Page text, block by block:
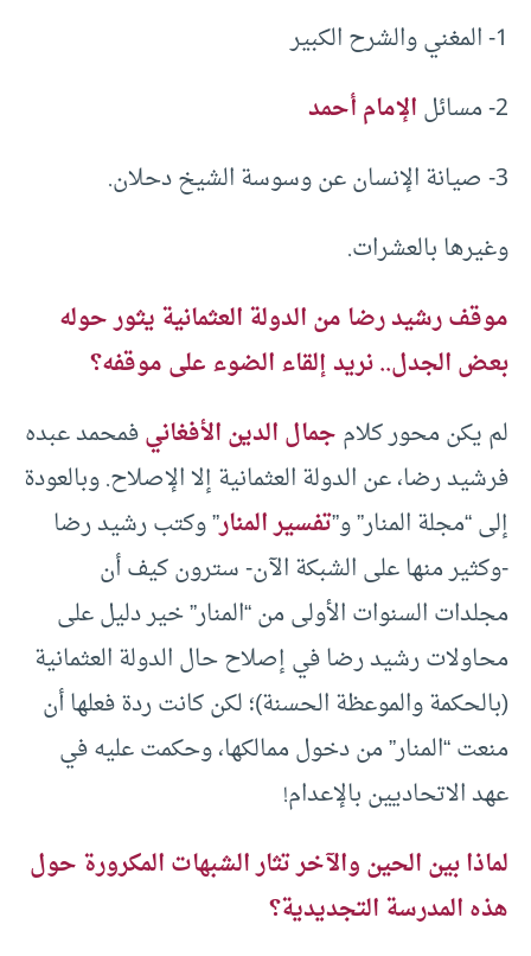
1- المغني والشرح الكبير
2- مسائل
الإمام أحمد
3- صيانة الإنسان عن وسوسة الشيخ دحلان.
وغيرها بالعشرات.
موقف رشيد رضا من الدولة العثمانية يثور حوله
بعض الجدل.. نريد إلقاء الضوء على موقفه؟
لم يكن محور كلامجمال الدين الأفغانيفمحمد عبده
فرشيد رضا، عن الدولة العثمانية إلا الإصلاح. وبالعودة
إلى “مجلة المنار” و”تفسير المنار” وكتب رشيد رضا
-وكثير منها على الشبكة الآن- سترون كيف أن
مجلدات السنوات الأولى من “المنار” خير دليل على
محاولات رشيد رضا في إصلاح حال الدولة العثمانية
(بالحكمة والموعظة الحسنة)؛ لكن كانت ردة فعلها أن
منعت “المنار” من دخول ممالكها، وحكمت عليه في
عهد الاتحاديين بالإعدام!
لماذا بين الحين والآخر تثار الشبهات المكرورة حول
هذه المدرسة التجديدية؟